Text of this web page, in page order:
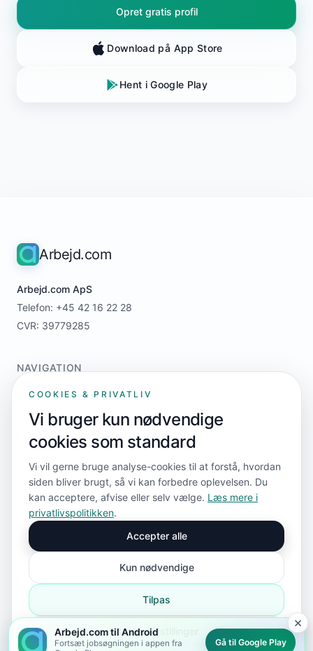
Opret gratis profil
Download på App Store
Hent i Google Play
Arbejd.com
Arbejd.com ApS
Telefon: +45 42 16 22 28
CVR: 39779285
NAVIGATION
Home
For jobsøgere
For virksomheder
Priser
Kontakt
FØLG OS
© 2026 Arbejd.com ApS. Alle rettigheder forbeholdes.
PrivatlivspolitikCookie-indstillinger Sitemapsitemap.xml
×
Arbejd.com til Android
Fortsæt jobsøgningen i appen fra
Gå til Google Play
COOKIES & PRIVATLIV
Vi bruger kun nødvendige
cookies som standard
Vi vil gerne bruge analyse-cookies til at forstå, hvordan
siden bliver brugt, så vi kan forbedre oplevelsen. Du
kan acceptere, afvise eller selv vælge. Læs mere i
privatlivspolitikken.
Accepter alle
Kun nødvendige
Tilpas
Cookieindstillinger